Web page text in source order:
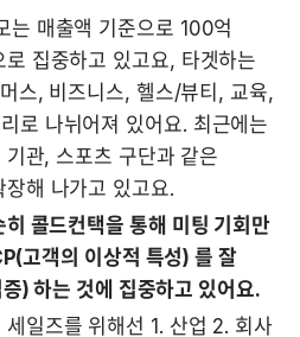
는 매출액 기준으로 100억
집중하고 있고요, 타겟하는
스, 비즈니스, 헬스/뷰티, 교육,
로 나뉘어져 있어요. 최근에는
관, 스포츠 구단과 같은
해 나가고 있고요.
콜드컨택을 통해 미팅 기회만
고객의 이상적 특성) 를 잘
) 하는 것에 집중하고 있어요.
일즈를 위해선 1. 산업 2. 회사